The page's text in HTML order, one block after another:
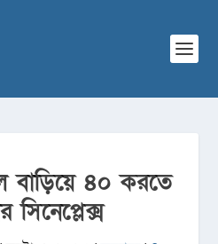
বাড়িয়ে ৪০ করতে
সিনেপ্লেক্স